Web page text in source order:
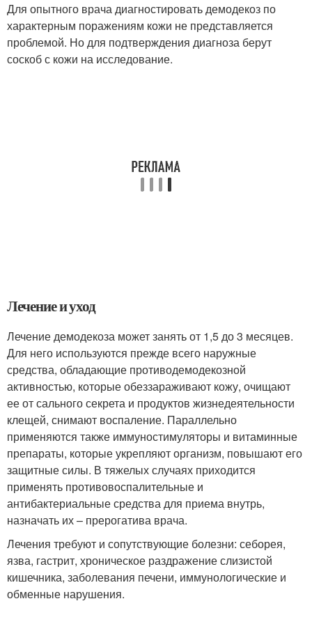
Для опытного врача диагностировать демодекоз по
характерным поражениям кожи не представляется
проблемой. Но для подтверждения диагноза берут
соскоб с кожи на исследование.
Лечение и уход
Лечение демодекоза может занять от 1,5 до 3 месяцев.
Для него используются прежде всего наружные
средства, обладающие противодемодекозной
активностью, которые обеззараживают кожу, очищают
ее от сального секрета и продуктов жизнедеятельности
клещей, снимают воспаление. Параллельно
применяются также иммуностимуляторы и витаминные
препараты, которые укрепляют организм, повышают его
защитные силы. В тяжелых случаях приходится
применять противовоспалительные и
антибактериальные средства для приема внутрь,
назначать их – прерогатива врача.
Лечения требуют и сопутствующие болезни: себорея,
язва, гастрит, хроническое раздражение слизистой
кишечника, заболевания печени, иммунологические и
обменные нарушения.